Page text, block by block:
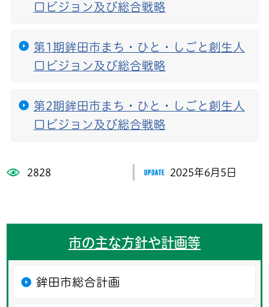
口ビジョン及び総合戦略
第1期鉾田市まち・ひと・しごと創生人
口ビジョン及び総合戦略
第2期鉾田市まち・ひと・しごと創生人
口ビジョン及び総合戦略
2828 2025年6月5日
市の主な方針や計画等
鉾田市総合計画